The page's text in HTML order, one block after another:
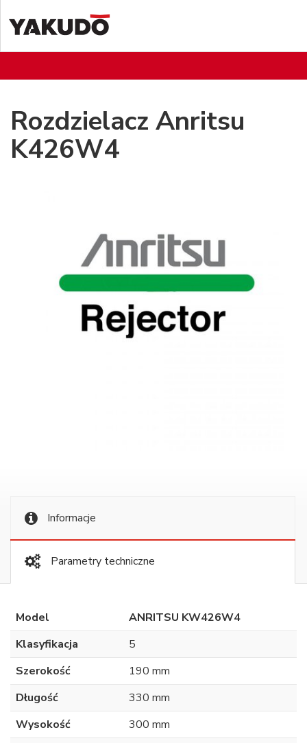
Rozdzielacz Anritsu
K426W4
Informacje
Parametry techniczne
Model
ANRITSU KW426W4
Klasyfikacja
5
Szerokość
190 mm
Długość
330 mm
Wysokość
300 mm